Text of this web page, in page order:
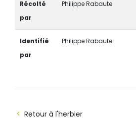
Récolté
par
Philippe Rabaute
Identifié
par
Philippe Rabaute
Retour à l'herbier